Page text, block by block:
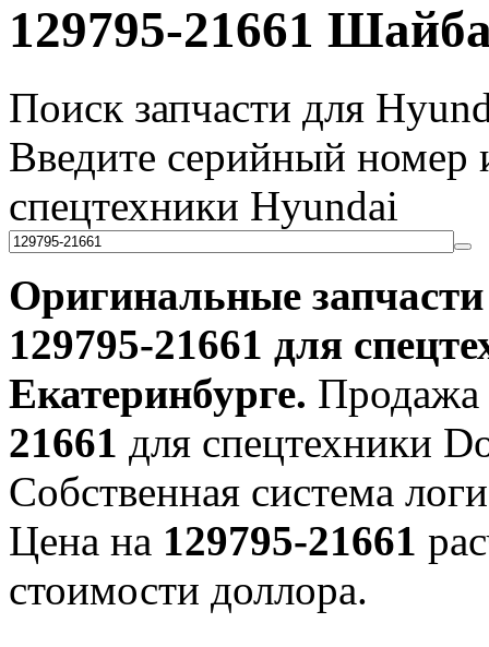
129795-21661
Поиск запчасти для
Введите серийный номер
спецтехники Hyundai
Оригинальные
129795-21661 для
Екатеринбурге. Продажа
21661 для спецтехники
Собственная система
Цена на 129795-21661
стоимости доллора.